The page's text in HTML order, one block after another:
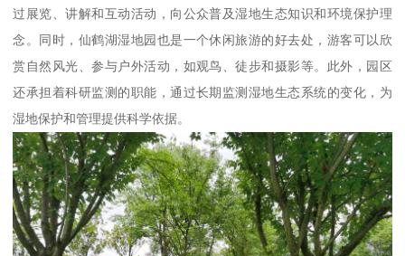
过展览、讲解和互动活动，向公众普及湿地生态知识和环境保护理
念。同时，仙鹤湖湿地园也是一个休闲旅游的好去处，游客可以欣
赏自然风光、参与户外活动，如观鸟、徒步和摄影等。此外，园区
还承担着科研监测的职能，通过长期监测湿地生态系统的变化，为
湿地保护和管理提供科学依据。